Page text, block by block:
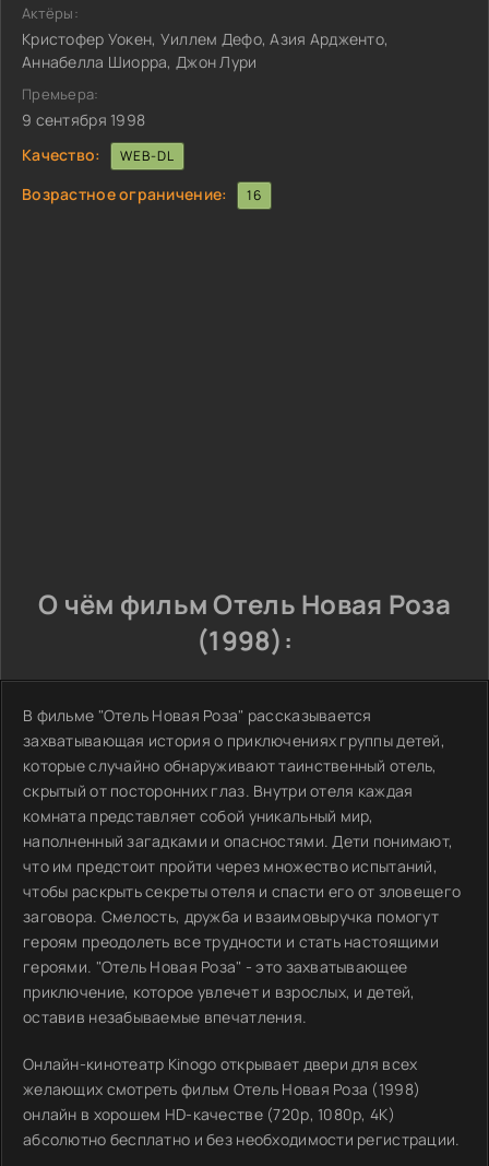
Актёры:
Кристофер Уокен, Уиллем Дефо, Азия Ардженто,
Аннабелла Шиорра, Джон Лури
Премьера:
9 сентября 1998
Качество:
WEB-DL
Возрастное ограничение: 16
О чём фильм Отель Новая Роза
(1998):
В фильме "Отель Новая Роза" рассказывается
захватывающая история о приключениях группы детей,
которые случайно обнаруживают таинственный отель,
скрытый от посторонних глаз. Внутри отеля каждая
комната представляет собой уникальный мир,
наполненный загадками и опасностями. Дети понимают,
что им предстоит пройти через множество испытаний,
чтобы раскрыть секреты отеля и спасти его от зловещего
заговора. Смелость, дружба и взаимовыручка помогут
героям преодолеть все трудности и стать настоящими
героями. "Отель Новая Роза" - это захватывающее
приключение, которое увлечет и взрослых, и детей,
оставив незабываемые впечатления.
Онлайн-кинотеатр Kinogo открывает двери для всех
желающих смотреть фильм Отель Новая Роза (1998)
онлайн в хорошем HD-качестве (720p, 1080p, 4K)
абсолютно бесплатно и без необходимости регистрации.